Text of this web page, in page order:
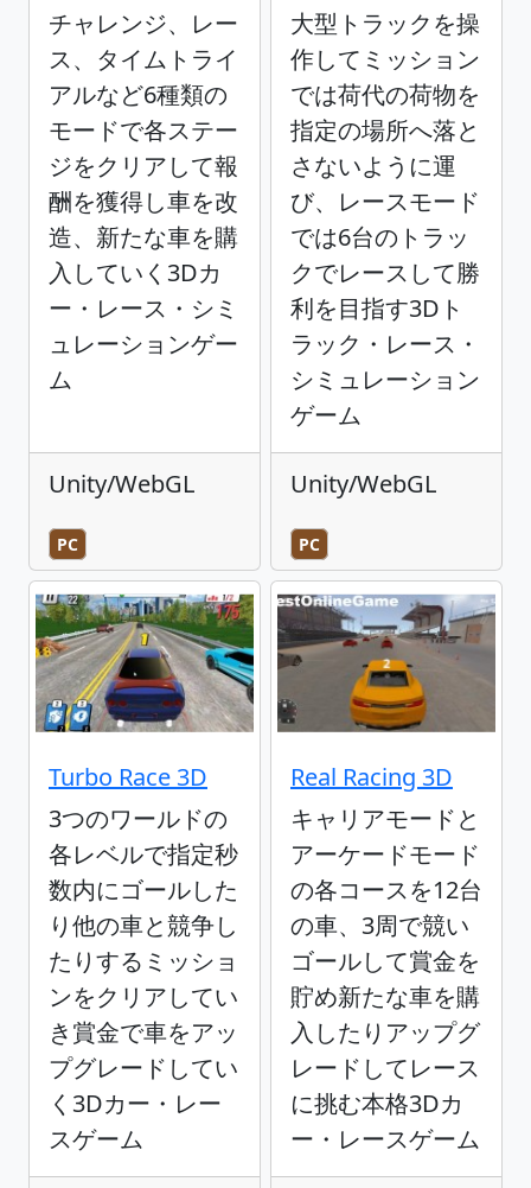
チャレンジ、レー
ス、タイムトライ
アルなど6種類の
モードで各ステー
ジをクリアして報
酬を獲得し車を改
造、新たな車を購
入していく3Dカ
ー・レース・シミ
ュレーションゲー
ム
Unity/WebGL
PC
大型トラックを操
作してミッション
では荷代の荷物を
指定の場所へ落と
さないように運
び、レースモード
では6台のトラッ
クでレースして勝
利を目指す3Dト
ラック・レース・
シミュレーション
ゲーム
Unity/WebGL
PC
Turbo Race 3D
3つのワールドの
各レベルで指定秒
数内にゴールした
り他の車と競争し
たりするミッショ
ンをクリアしてい
き賞金で車をアッ
プグレードしてい
く3Dカー・レー
スゲーム
Real Racing 3D
キャリアモードと
アーケードモード
の各コースを12台
の車、3周で競い
ゴールして賞金を
貯め新たな車を購
入したりアップグ
レードしてレース
に挑む本格3Dカ
ー・レースゲーム